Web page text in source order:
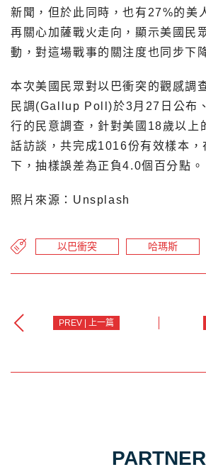
新聞，但於此同時，也有27%的美
再關心加薩戰火走向，顯示美國民
動，對這場戰事的關注度也同步下
本次美國民眾對以巴衝突的觀感調
民調(Gallup Poll)於3月27日公布
行的民意調查，針對美國18歲以上
話訪談，共完成1016份有效樣本
下，抽樣誤差為正負4.0個百分點。
照片來源：Unsplash
以巴衝突 哈瑪斯
PREV | 上一篇
PARTNER